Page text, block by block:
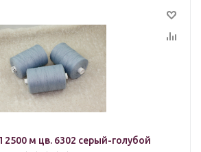
2500 м цв. 6302 серый-голубой